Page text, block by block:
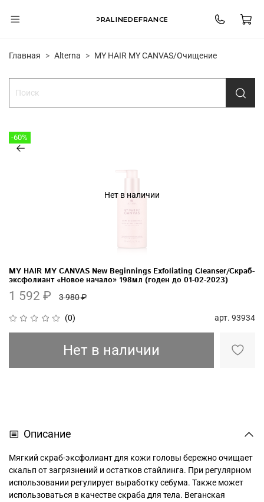
PRALINEDEFRANCE
Главная Alterna MY HAIR MY CANVAS/Очищение
Нет в наличии
-60%
(0) арт. 93934
MY HAIR MY CANVAS New Beginnings Exfoliating Cleanser/Скраб-
эксфолиант «Новое начало» 198мл (годен до 01-02-2023)
1 592 ₽ 3 980 ₽
Нет в наличии
Описание
Мягкий скраб-эксфолиант для кожи головы бережно очищает
скальп от загрязнений и остатков стайлинга. При регулярном
использовании регулирует выработку себума. Также может
использоваться в качестве скраба для тела. Веганская